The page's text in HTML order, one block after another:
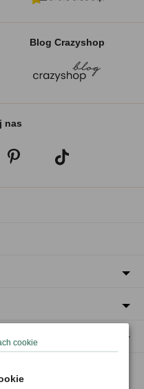
Blog Crazyshop
nas
cookie